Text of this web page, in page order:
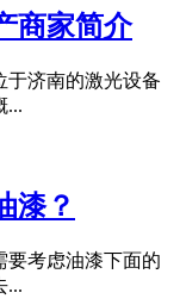
商家简介
于济南的激光设备
...
漆？
要考虑油漆下面的
...